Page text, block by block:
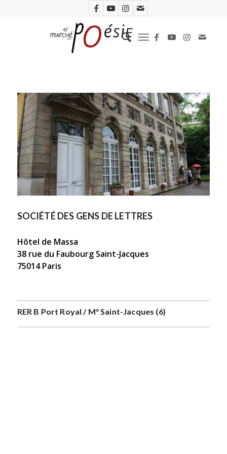
SOCIÉTÉ DES GENS DE LETTRES
Hôtel de Massa
38 rue du Faubourg Saint-Jacques
75014 Paris
RER B Port Royal / M° Saint-Jacques (6)